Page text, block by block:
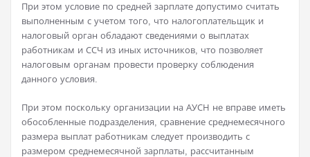
При этом условие по средней зарплате допустимо считать
выполненным с учетом того, что налогоплательщик и
налоговый орган обладают сведениями о выплатах
работникам и ССЧ из иных источников, что позволяет
налоговым органам провести проверку соблюдения
данного условия.
При этом поскольку организации на АУСН не вправе иметь
обособленные подразделения, сравнение среднемесячного
размера выплат работникам следует производить с
размером среднемесячной зарплаты, рассчитанным